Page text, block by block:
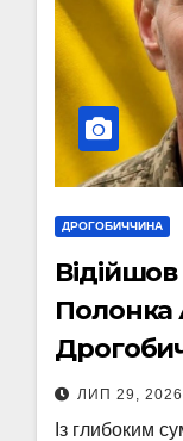
ДРОГОБИЧЧИНА
Відійшов
Полонка
ЛИП 29, 2026
Із глибоким